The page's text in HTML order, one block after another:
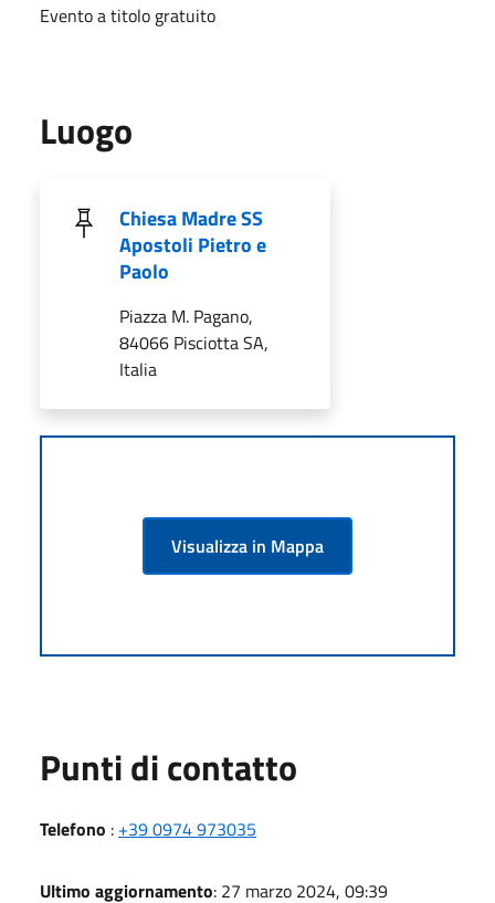
Evento a titolo gratuito
Luogo
Chiesa Madre SS
Apostoli Pietro e
Paolo
Piazza M. Pagano,
84066 Pisciotta SA,
Italia
Visualizza in Mappa
Punti di contatto
Telefono : +39 0974 973035
Ultimo aggiornamento: 27 marzo 2024, 09:39